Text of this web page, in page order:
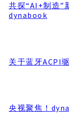
共探“AI+制造”
dynabook
关于蓝牙ACPI
央视聚焦！